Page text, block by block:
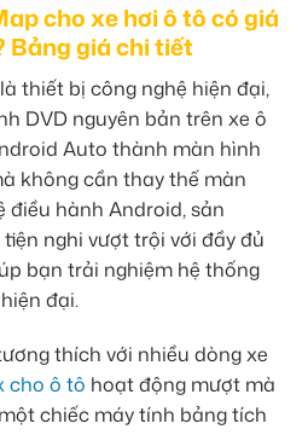
cho xe hơi ô tô có giá
Bảng giá chi tiết
là thiết bị công nghệ hiện đại,
DVD nguyên bản trên xe ô
Auto thành màn hình
không cần thay thế màn
điều hành Android, sản
nghi vượt trội với đầy đủ
bạn trải nghiệm hệ thống
đại.
thích với nhiều dòng xe
cho ô tô hoạt động mượt mà
chiếc máy tính bảng tích